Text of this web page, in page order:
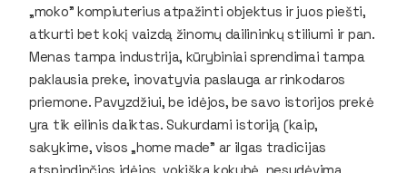
„moko” kompiuterius atpažinti objektus ir juos piešti,
atkurti bet kokį vaizdą žinomų dailininkų stiliumi ir pan.
Menas tampa industrija, kūrybiniai sprendimai tampa
paklausia preke, inovatyvia paslauga ar rinkodaros
priemone. Pavyzdžiui, be idėjos, be savo istorijos prekė
yra tik eilinis daiktas. Sukurdami istoriją (kaip,
sakykime, visos „home made” ar ilgas tradicijas